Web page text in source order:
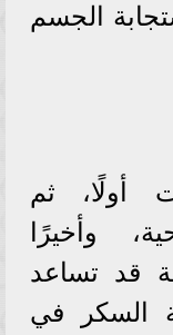
الجسم
أولًا، ثم
وأخيرًا
قد تساعد
السكر في